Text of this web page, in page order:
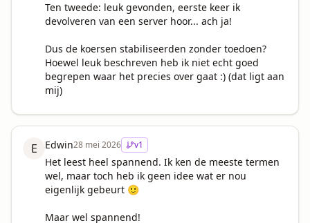
Ten tweede: leuk gevonden, eerste keer ik
devolveren van een server hoor... ach ja!
Dus de koersen stabiliseerden zonder toedoen?
Hoewel leuk beschreven heb ik niet echt goed
begrepen waar het precies over gaat :) (dat ligt aan
mij)
E Edwin28 mei 2026 v1
Het leest heel spannend. Ik ken de meeste termen
wel, maar toch heb ik geen idee wat er nou
eigenlijk gebeurt 🙂
Maar wel spannend!